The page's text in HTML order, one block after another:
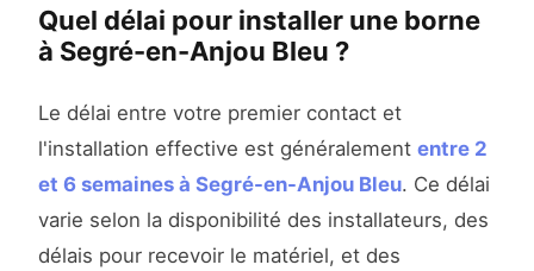
Quel délai pour installer une borne
à Segré-en-Anjou Bleu ?
Le délai entre votre premier contact et
l'installation effective est généralement entre 2
et 6 semaines à Segré-en-Anjou Bleu. Ce délai
varie selon la disponibilité des installateurs, des
délais pour recevoir le matériel, et des